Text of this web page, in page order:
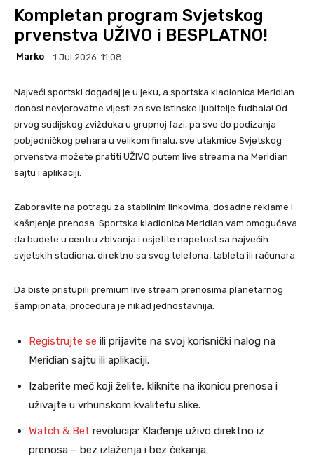
Kompletan program Svjetskog
prvenstva UŽIVO i BESPLATNO!
Marko 1 Jul 2026. 11:08
Najveći sportski događaj je u jeku, a sportska kladionica Meridian
donosi nevjerovatne vijesti za sve istinske ljubitelje fudbala! Od
prvog sudijskog zvižduka u grupnoj fazi, pa sve do podizanja
pobjedničkog pehara u velikom finalu, sve utakmice Svjetskog
prvenstva možete pratiti UŽIVO putem live streama na Meridian
sajtu i aplikaciji.
Zaboravite na potragu za stabilnim linkovima, dosadne reklame i
kašnjenje prenosa. Sportska kladionica Meridian vam omogućava
da budete u centru zbivanja i osjetite napetost sa najvećih
svjetskih stadiona, direktno sa svog telefona, tableta ili računara.
Da biste pristupili premium live stream prenosima planetarnog
šampionata, procedura je nikad jednostavnija:
Registrujte se ili prijavite na svoj korisnički nalog na
Meridian sajtu ili aplikaciji.
Izaberite meč koji želite, kliknite na ikonicu prenosa i
uživajte u vrhunskom kvalitetu slike.
Watch & Bet revolucija: Klađenje uživo direktno iz
prenosa – bez izlaženja i bez čekanja.